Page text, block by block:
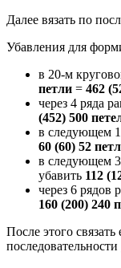
Далее вязать по
Убавления для
в 20-м
петли = 462
через 4 ряда
(452) 500
в следующем
60 (60) 52
в следующем
убавить 112
через 6 рядов
160 (200) 240
После этого связать